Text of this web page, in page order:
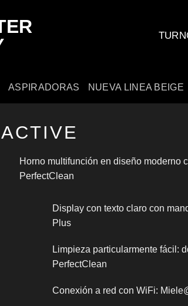
ASPIRADORAS NUEVA LINEA BEIGE
Horno multifunción en diseño moderno
PerfectClean
Display con texto claro con
Plus
Limpieza particularmente fácil:
PerfectClean
Conexión a red con WiFi: